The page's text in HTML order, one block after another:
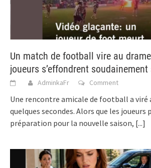
Un match de football vire au
joueurs s’effondrent
AdminkaFr Comment
Une rencontre amicale de football a viré
quelques secondes. Alors que les
préparation pour la nouvelle saison, [...]